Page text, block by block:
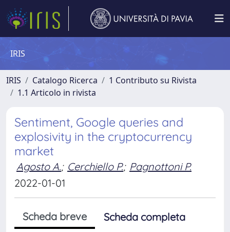
IRIS
IRIS Catalogo Ricerca
1 Contributo su Rivista
1.1 Articolo in rivista
Sentiment, Google queries and
explosivity in the cryptocurrency
market
Agosto A.; Cerchiello P.; Pagnottoni P.
2022-01-01
Scheda breve
Scheda completa